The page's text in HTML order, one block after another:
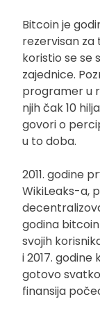
Bitcoin je
rezervisan za
koristio se se
zajednice.
programer u
njih čak 10
govori o
u to doba.
2011. godine
WikiLeaks-a,
godina
svojih
i 2017.
gotovo
finansija